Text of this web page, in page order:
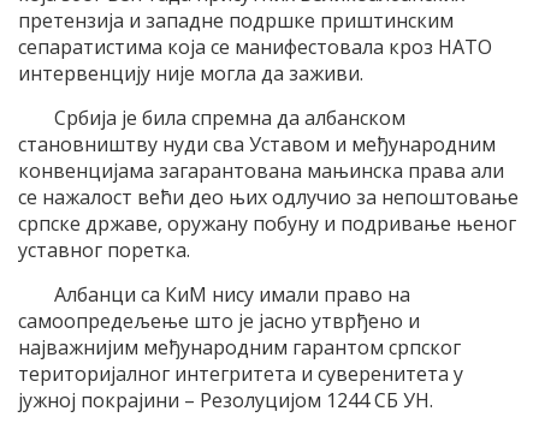
претензија и западне подршке приштинским
сепаратистима која се манифестовала кроз НАТО
интервенцију није могла да заживи.
Србија је била спремна да албанском
становништву нуди сва Уставом и међународним
конвенцијама загарантована мањинска права али
се нажалост већи део њих одлучио за непоштовање
српске државе, оружану побуну и подривање њеног
уставног поретка.
Албанци са КиМ нису имали право на
самоопредељење што је јасно утврђено и
најважнијим међународним гарантом српског
територијалног интегритета и суверенитета у
јужној покрајини – Резолуцијом 1244 СБ УН.